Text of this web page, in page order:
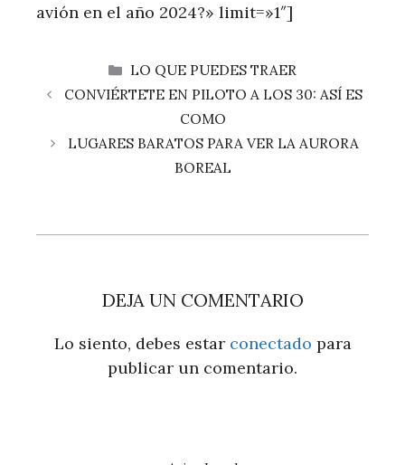
avión en el año 2024?» limit=»1″]
CATEGORÍAS
LO QUE PUEDES TRAER
CONVIÉRTETE EN PILOTO A LOS 30: ASÍ ES
COMO
LUGARES BARATOS PARA VER LA AURORA
BOREAL
DEJA UN COMENTARIO
Lo siento, debes estar conectado para
publicar un comentario.